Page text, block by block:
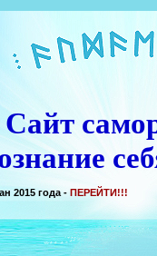
Сайт
2015 года - ПЕРЕЙТИ!!!